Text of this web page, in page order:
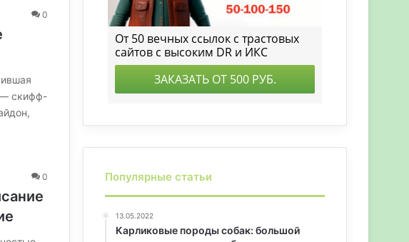
0
— скифф-
0 Популярные статьи
13.05.2022
Карликовые породы собак: большой